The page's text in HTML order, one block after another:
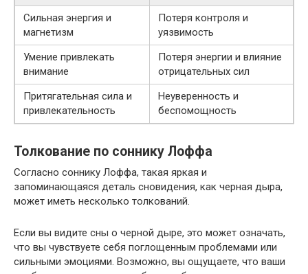
Сильная энергия и
магнетизм
Потеря контроля и
уязвимость
Умение привлекать
внимание
Потеря энергии и влияние
отрицательных сил
Притягательная сила и
привлекательность
Неуверенность и
беспомощность
Толкование по соннику Лоффа
Согласно соннику Лоффа, такая яркая и
запоминающаяся деталь сновидения, как черная дыра,
может иметь несколько толкований.
Если вы видите сны о черной дыре, это может означать,
что вы чувствуете себя поглощенным проблемами или
сильными эмоциями. Возможно, вы ощущаете, что ваши